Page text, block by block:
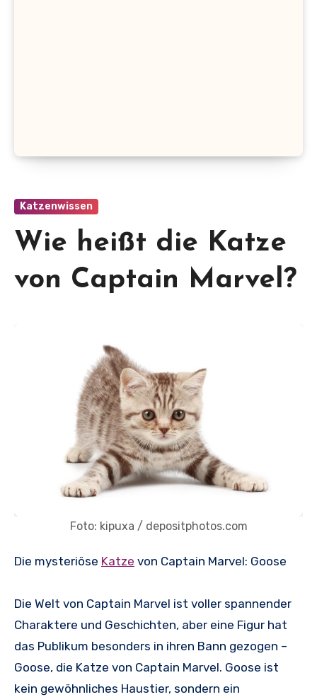
Katzenwissen
Wie heißt die Katze
von Captain Marvel?
Foto: kipuxa / depositphotos.com
Die mysteriöse Katze von Captain Marvel: Goose
Die Welt von Captain Marvel ist voller spannender
Charaktere und Geschichten, aber eine Figur hat
das Publikum besonders in ihren Bann gezogen –
Goose, die Katze von Captain Marvel. Goose ist
kein gewöhnliches Haustier, sondern ein